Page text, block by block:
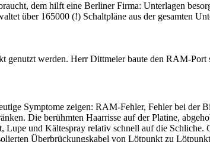
dem hilft eine Berliner Firma: Unterlagen
über 165000 (!) Schaltpläne aus der gesamten
werden. Herr Dittmeier baute den RAM-Port
Symptome zeigen: RAM-Fehler, Fehler bei der
Die berühmten Haarrisse auf der Platine,
und Kältespray relativ schnell auf die
Überbrückungskabel von Lötpunkt zu